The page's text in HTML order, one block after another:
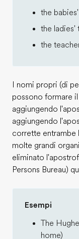
the
the ladies'
the
I nomi propri (di
possono formare
aggiungendo
aggiungendo
corrette entrambe
molte grandi
eliminato
Persons Bureau)
Esempi
The
home)